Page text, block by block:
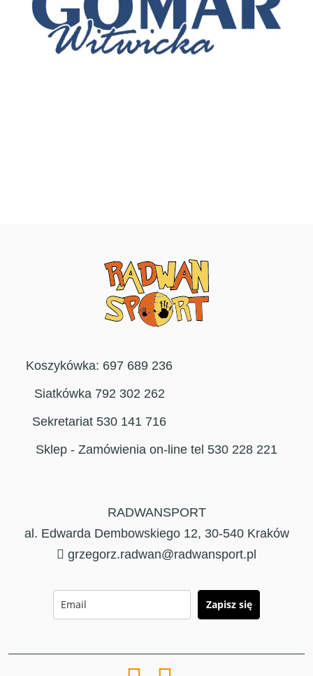
Koszykówka: 697 689 236
Siatkówka 792 302 262
Sekretariat 530 141 716
Sklep - Zamówienia on-line tel 530 228 221
RADWANSPORT
al. Edwarda Dembowskiego 12, 30-540 Kraków
grzegorz.radwan@radwansport.pl
Zapisz się